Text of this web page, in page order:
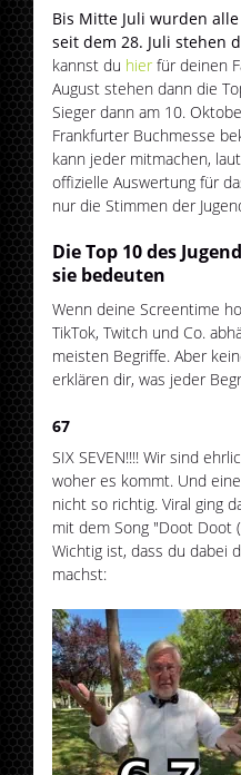
Bis Mitte Juli wurden
seit dem 28. Juli stehen
kannst du hier für deinen
August stehen dann die
Sieger dann am 10.
Frankfurter Buchmesse
kann jeder mitmachen,
offizielle Auswertung für
nur die Stimmen der
Die Top 10 des
sie bedeuten
Wenn deine Screentime
TikTok, Twitch und Co.
meisten Begriffe. Aber
erklären dir, was jeder
67
SIX SEVEN!!!! Wir sind
woher es kommt. Und
nicht so richtig. Viral ging
mit dem Song "Doot Doot
Wichtig ist, dass du dabei
machst: